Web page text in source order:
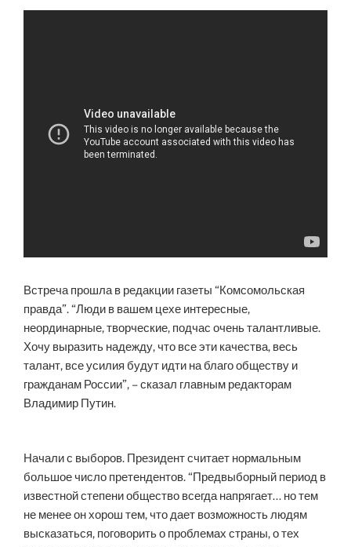
Встреча прошла в редакции газеты “Комсомольская
правда”. “Люди в вашем цехе интересные,
неординарные, творческие, подчас очень талантливые.
Хочу выразить надежду, что все эти качества, весь
талант, все усилия будут идти на благо обществу и
гражданам России”, – сказал главным редакторам
Владимир Путин.
Начали с выборов. Президент считает нормальным
большое число претендентов. “Предвыборный период в
известной степени общество всегда напрягает… но тем
не менее он хорош тем, что дает возможность людям
высказаться, поговорить о проблемах страны, о тех